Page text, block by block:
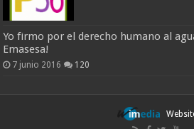
Yo firmo por el derecho humano al
Emasesa!
7 junio 2016 120